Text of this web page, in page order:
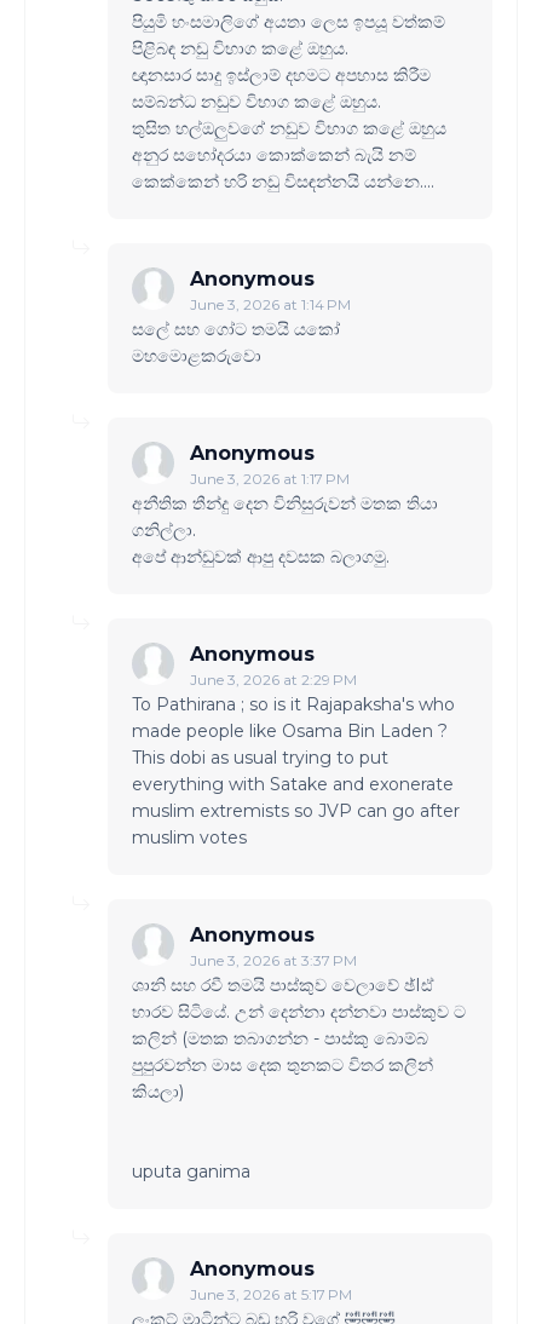
පියුමි හංසමාලිගේ අයතා ලෙස ඉපයූ වත්කම්
පිළිබඳ නඩු විභාග කළේ ඔහුය.
ඥානසාර සාදු ඉස්ලාම් දහමට අපහාස කිරීම
සම්බන්ධ නඩුව විභාග කළේ ඔහුය.
තුසිත හල්ඔලුවගේ නඩුව විභාග කළේ ඔහුය
අනුර සහෝදරයා කොක්කෙන් බැයි නම්
කෙක්කෙන් හරි නඩු විසඳන්නයි යන්නෙ....
Anonymous
June 3, 2026 at 1:14 PM
සලේ සහ ගෝට තමයි යකෝ
මහමොළකරුවො
Anonymous
June 3, 2026 at 1:17 PM
අනීතික තීන්දු දෙන විනිසුරුවන් මතක තියා
ගනිල්ලා.
අපේ ආන්ඩුවක් ආපු දවසක බලාගමු.
Anonymous
June 3, 2026 at 2:29 PM
To Pathirana ; so is it Rajapaksha's who
made people like Osama Bin Laden ?
This dobi as usual trying to put
everything with Satake and exonerate
muslim extremists so JVP can go after
muslim votes
Anonymous
June 3, 2026 at 3:37 PM
ශානි සහ රවී තමයි පාස්කුව වෙලාවේ ඡ්Iඪ්
භාරව සිටියේ. උන් දෙන්නා දන්නවා පාස්කුව ට
කලින් (මතක තබාගන්න - පාස්කු බොම්බ
පුපුරවන්න මාස දෙක තුනකට විතර කලින්
කියලා)
uputa ganima
Anonymous
June 3, 2026 at 5:17 PM
ලංකට් මාටින්ට බඩු හරි වගේ 🤣🤣🤣